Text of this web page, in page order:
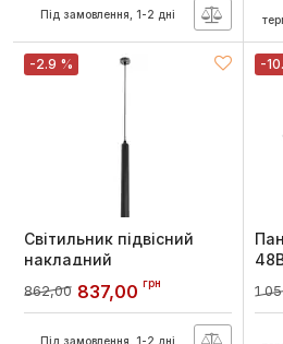
Під замовлення, 1-2 дні
-2.9 %
Світильник підвісний
накладний
світлодіодний10Вт 4100К
чорний, Videx
862,00 837,00 грн
Під замовлення, 1-2 дні
-
1